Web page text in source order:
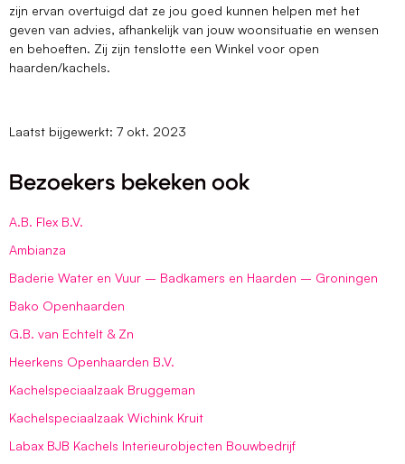
zijn ervan overtuigd dat ze jou goed kunnen helpen met het
geven van advies, afhankelijk van jouw woonsituatie en wensen
en behoeften. Zij zijn tenslotte een Winkel voor open
haarden/kachels.
Laatst bijgewerkt: 7 okt. 2023
Bezoekers bekeken ook
A.B. Flex B.V.
Ambianza
Baderie Water en Vuur – Badkamers en Haarden – Groningen
Bako Openhaarden
G.B. van Echtelt & Zn
Heerkens Openhaarden B.V.
Kachelspeciaalzaak Bruggeman
Kachelspeciaalzaak Wichink Kruit
Labax BJB Kachels Interieurobjecten Bouwbedrijf